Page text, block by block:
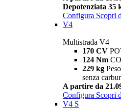
Depotenziata 35
Configura Scopri
V4
Multistrada V4
170 CV
124 Nm
229 kg
senza
A partire da
Configura Scopri
V4 S